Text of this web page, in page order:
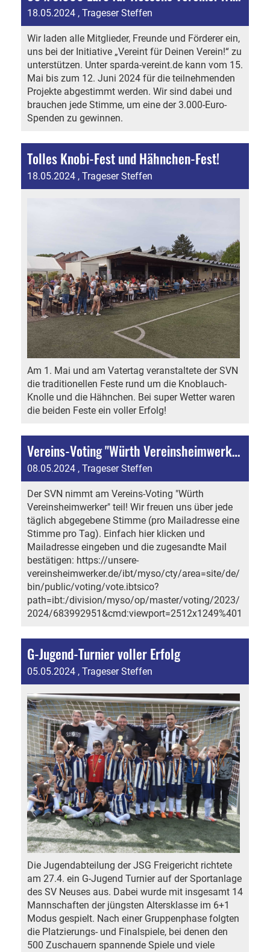
18.05.2024 , Trageser Steffen
Wir laden alle Mitglieder, Freunde und Förderer ein,
uns bei der Initiative „Vereint für Deinen Verein!“ zu
unterstützen. Unter sparda-vereint.de kann vom 15.
Mai bis zum 12. Juni 2024 für die teilnehmenden
Projekte abgestimmt werden. Wir sind dabei und
brauchen jede Stimme, um eine der 3.000-Euro-
Spenden zu gewinnen.
Tolles Knobi-Fest und Hähnchen-Fest!
18.05.2024 , Trageser Steffen
Am 1. Mai und am Vatertag veranstaltete der SVN
die traditionellen Feste rund um die Knoblauch-
Knolle und die Hähnchen. Bei super Wetter waren
die beiden Feste ein voller Erfolg!
Vereins-Voting "Würth Vereinsheimwerker"
08.05.2024 , Trageser Steffen
Der SVN nimmt am Vereins-Voting "Würth
Vereinsheimwerker" teil! Wir freuen uns über jede
täglich abgegebene Stimme (pro Mailadresse eine
Stimme pro Tag). Einfach hier klicken und
Mailadresse eingeben und die zugesandte Mail
bestätigen: https://unsere-
vereinsheimwerker.de/ibt/myso/cty/area=site/de/
bin/public/voting/vote.ibtsico?
path=ibt:/division/myso/op/master/voting/2023/
2024/683992951&cmd:viewport=2512x1249%401
G-Jugend-Turnier voller Erfolg
05.05.2024 , Trageser Steffen
Die Jugendabteilung der JSG Freigericht richtete
am 27.4. ein G-Jugend Turnier auf der Sportanlage
des SV Neuses aus. Dabei wurde mit insgesamt 14
Mannschaften der jüngsten Altersklasse im 6+1
Modus gespielt. Nach einer Gruppenphase folgten
die Platzierungs- und Finalspiele, bei denen den
500 Zuschauern spannende Spiele und viele